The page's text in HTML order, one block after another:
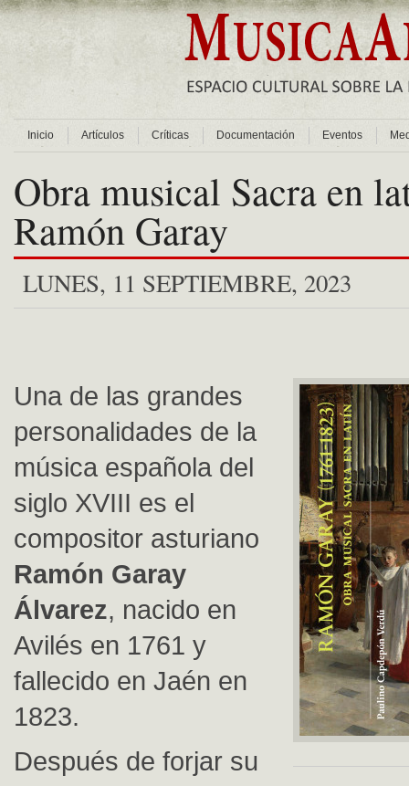
Inicio Artículos Críticas Documentación Eventos
Obra musical Sacra en
Ramón Garay
LUNES, 11 SEPTIEMBRE, 2023
Una de las grandes
personalidades de la
música española del
siglo XVIII es el
compositor asturiano
Ramón Garay
Álvarez, nacido en
Avilés en 1761 y
fallecido en Jaén en
1823.
Después de forjar su